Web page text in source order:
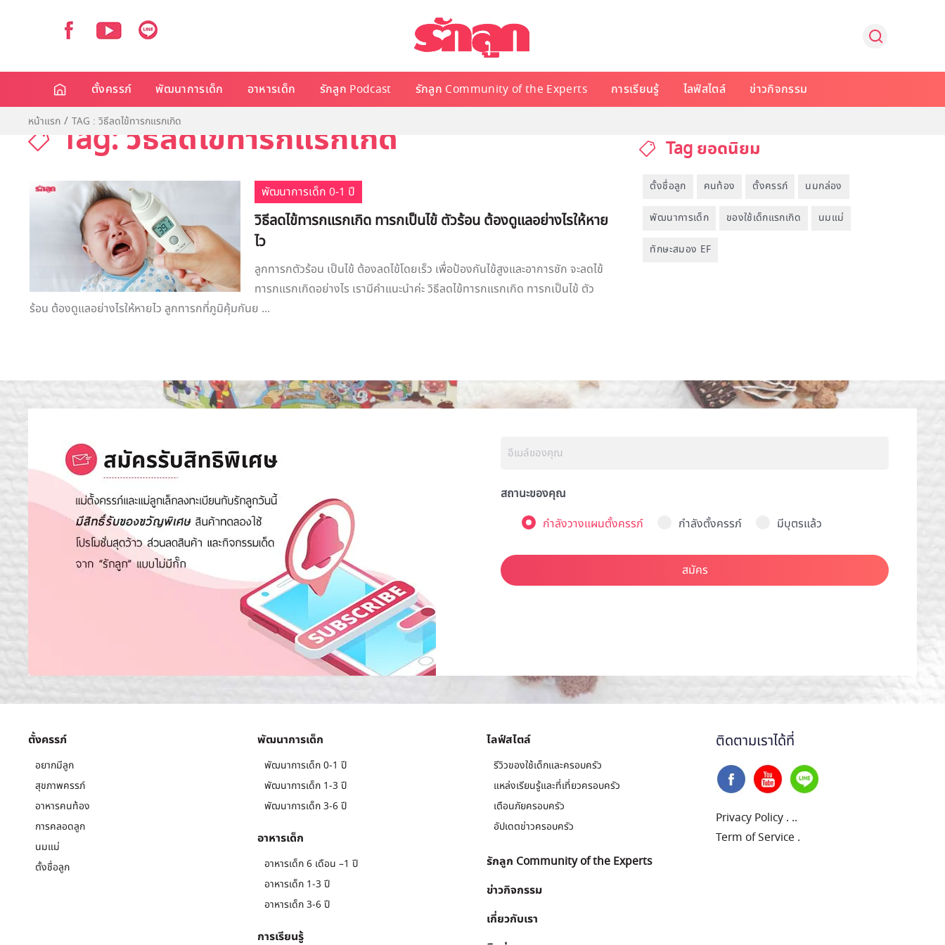
ตั้งครรภ์ พัฒนาการเด็ก อาหารเด็ก รักลูก Podcast รักลูก Community of the Experts การเรียนรู้ ไลฟ์สไตล์ ข่าวกิจกรรม
หน้าแรก TAG : วิธีลดไข้ทารกแรกเกิด
Tag: วิธีลดไข้ทารกแรกเกิด
พัฒนาการเด็ก 0-1 ปี
วิธีลดไข้ทารกแรกเกิด ทารกเป็นไข้ ตัวร้อน ต้องดูแลอย่างไรให้หาย
ไว
ลูกทารกตัวร้อน เป็นไข้ ต้องลดไข้โดยเร็ว เพื่อป้องกันไข้สูงและอาการชัก จะลดไข้
ทารกแรกเกิดอย่างไร เรามีคำแนะนำค่ะ วิธีลดไข้ทารกแรกเกิด ทารกเป็นไข้ ตัว
ร้อน ต้องดูแลอย่างไรให้หายไว ลูกทารกที่ภูมิคุ้มกันย ...
Tag ยอดนิยม
ตั้งชื่อลูก คนท้อง ตั้งครรภ์ นมกล่อง
พัฒนาการเด็ก ของใช้เด็กแรกเกิด นมแม่
ทักษะสมอง EF
สถานะของคุณ
กำลังวางแผนตั้งครรภ์
กำลังตั้งครรภ์ มีบุตรแล้ว
สมัคร
ตั้งครรภ์
อยากมีลูก
สุขภาพครรภ์
อาหารคนท้อง
การคลอดลูก
นมแม่
ตั้งชื่อลูก
พัฒนาการเด็ก
พัฒนาการเด็ก 0-1 ปี
พัฒนาการเด็ก 1-3 ปี
พัฒนาการเด็ก 3-6 ปี
อาหารเด็ก
อาหารเด็ก 6 เดือน –1 ปี
อาหารเด็ก 1-3 ปี
อาหารเด็ก 3-6 ปี
การเรียนรู้
ไลฟ์สไตล์
รีวิวของใช้เด็กและครอบครัว
แหล่งเรียนรู้และที่เที่ยวครอบครัว
เตือนภัยครอบครัว
อัปเดตข่าวครอบครัว
รักลูก Community of the Experts
ข่าวกิจกรรม
เกี่ยวกับเรา
ติดตามเราได้ที่
Privacy Policy . ..
Term of Service .